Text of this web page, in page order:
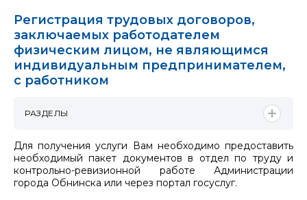
Регистрация трудовых договоров,
заключаемых работодателем
физическим лицом, не являющимся
индивидуальным предпринимателем,
с работником
Для получения услуги Вам необходимо предоставить
необходимый пакет документов в отдел по труду и
контрольно-ревизионной работе Администрации
города Обнинска или через портал госуслуг.
РАЗДЕЛЫ